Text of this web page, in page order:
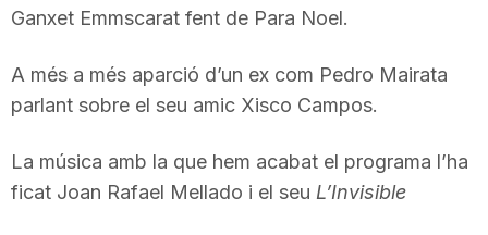
n
a
Ganxet Emmscarat fent de Para Noel.
A més a més aparció d’un ex com Pedro Mairata
parlant sobre el seu amic Xisco Campos.
La música amb la que hem acabat el programa l’ha
ficat Joan Rafael Mellado i el seu L’Invisible